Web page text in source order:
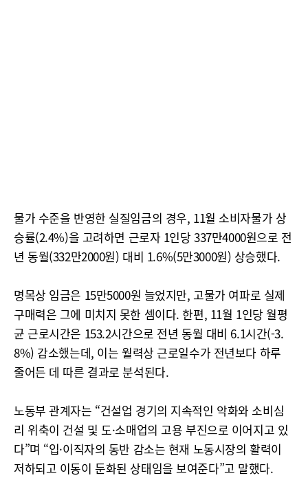
물가 수준을 반영한 실질임금의 경우, 11월 소비자물가 상
승률(2.4%)을 고려하면 근로자 1인당 337만4000원으로 전
년 동월(332만2000원) 대비 1.6%(5만3000원) 상승했다.
명목상 임금은 15만5000원 늘었지만, 고물가 여파로 실제
구매력은 그에 미치지 못한 셈이다. 한편, 11월 1인당 월평
균 근로시간은 153.2시간으로 전년 동월 대비 6.1시간(-3.
8%) 감소했는데, 이는 월력상 근로일수가 전년보다 하루
줄어든 데 따른 결과로 분석된다.
노동부 관계자는 “건설업 경기의 지속적인 악화와 소비심
리 위축이 건설 및 도·소매업의 고용 부진으로 이어지고 있
다”며 “입·이직자의 동반 감소는 현재 노동시장의 활력이
저하되고 이동이 둔화된 상태임을 보여준다”고 말했다.